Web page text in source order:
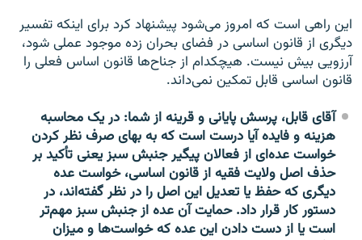
این راهی است که امروز می‌شود پیشنهاد کرد برای اینکه تفسیر
دیگری از قانون اساسی در فضای بحران زده موجود عملی شود،
آرزویی بیش نیست. هیچکدام از جناح‌ها قانون اساس فعلی را
قانون اساسی قابل تمکین نمی‌داند.
آقای قابل، پرسش پایانی و قرینه از شما: در یک محاسبه
هزینه و فایده آیا درست است که به بهای صرف نظر کردن
خواست عده‌ای از فعالان پیگیر جنبش سبز یعنی تأکید بر
حذف اصل ولایت فقیه از قانون اساسی، خواست عده
دیگری که حفظ یا تعدیل این اصل را در نظر گفته‌اند، در
دستور کار قرار داد. حمایت آن عده از جنبش سبز مهم‌تر
است یا از دست دادن این عده که خواست‌ها و میزان